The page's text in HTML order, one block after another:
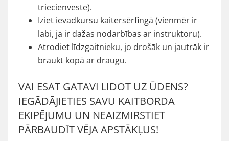
triecienveste).
Iziet ievadkursu kaitersērfingā (vienmēr ir
labi, ja ir dažas nodarbības ar instruktoru).
Atrodiet līdzgaitnieku, jo drošāk un jautrāk ir
braukt kopā ar draugu.
VAI ESAT GATAVI LIDOT UZ ŪDENS?
IEGĀDĀJIETIES SAVU KAITBORDA
EKIPĒJUMU UN NEAIZMIRSTIET
PĀRBAUDĪT VĒJA APSTĀKĻUS!